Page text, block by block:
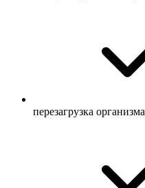
перезагрузка организма